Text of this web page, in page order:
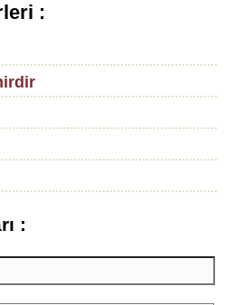
:
: